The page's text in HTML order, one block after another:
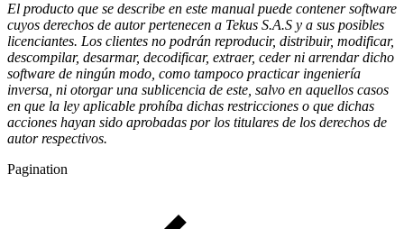
El producto que se describe en este manual puede contener software
cuyos derechos de autor pertenecen a Tekus S.A.S y a sus posibles
licenciantes. Los clientes no podrán reproducir, distribuir, modificar,
descompilar, desarmar, decodificar, extraer, ceder ni arrendar dicho
software de ningún modo, como tampoco practicar ingeniería
inversa, ni otorgar una sublicencia de este, salvo en aquellos casos
en que la ley aplicable prohíba dichas restricciones o que dichas
acciones hayan sido aprobadas por los titulares de los derechos de
autor respectivos.
Pagination